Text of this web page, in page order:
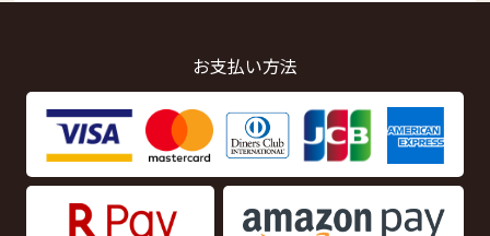
お支払い方法